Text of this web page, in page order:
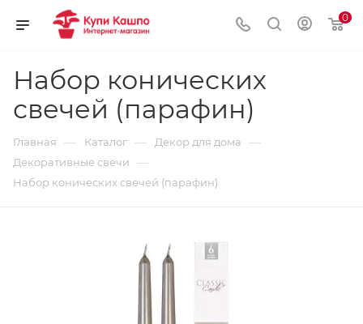
0
Набор конических
свечей (парафин)
Главная — Каталог — Декор для дома —
Декоративные свечи —
Набор конических свечей (парафин)